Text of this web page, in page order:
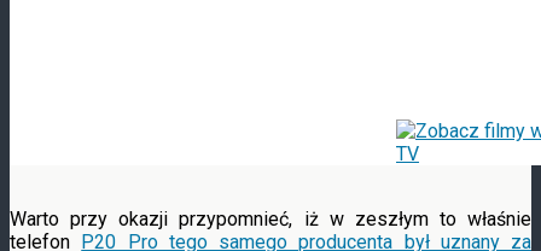
Warto przy okazji przypomnieć, iż w zeszłym to właśnie
telefon P20 Pro tego samego producenta był uznany za